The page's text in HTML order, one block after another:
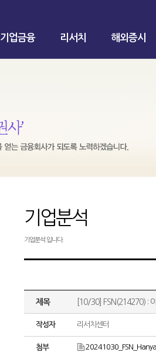
기업금융 리서치 해외증시
기업분석
기업분석 입니다.
제목 [10/30] FSN(214270) :
작성자 리서치센터
첨부